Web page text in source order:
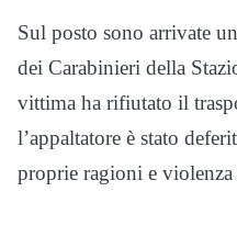
Sul posto sono arrivate
dei Carabinieri della
vittima ha rifiutato il
l’appaltatore è stato
proprie ragioni e violenza